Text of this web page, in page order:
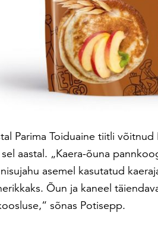
Parima Toiduaine tiitli
aastal. „Kaera-õuna
asemel kasutatud
Õun ja kaneel
sõnas Potisepp.